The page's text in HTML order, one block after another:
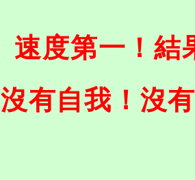
速度第一！結
沒有自我！沒